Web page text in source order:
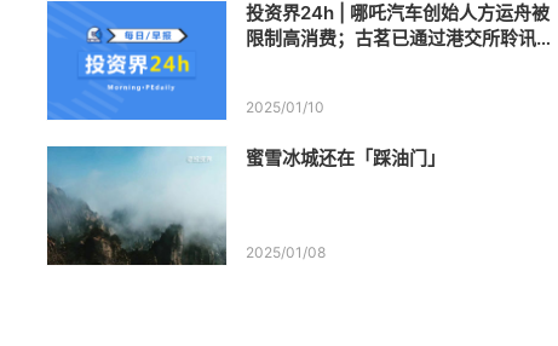
投资界24h | 哪吒汽车创始人方运舟被
限制高消费；古茗已通过港交所聆讯；
2025/01/10
蜜雪冰城还在「踩油门」
2025/01/08